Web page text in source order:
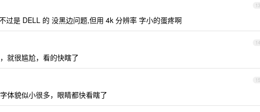
13
过是 DELL 的 没黑边问题,但用 4k 分辨率 字小的蛋疼啊
14
就很尴尬，看的快瞎了
15
体貌似小很多，眼睛都快看瞎了